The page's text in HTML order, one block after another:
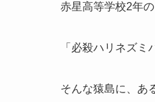
赤星高等学校2年
「必殺ハリネズ
そんな猿島に、あ